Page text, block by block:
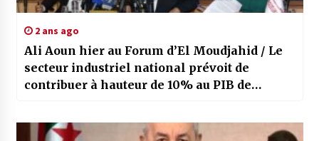
2 ans ago
Ali Aoun hier au Forum d’El Moudjahid / Le
secteur industriel national prévoit de
contribuer à hauteur de 10% au PIB de